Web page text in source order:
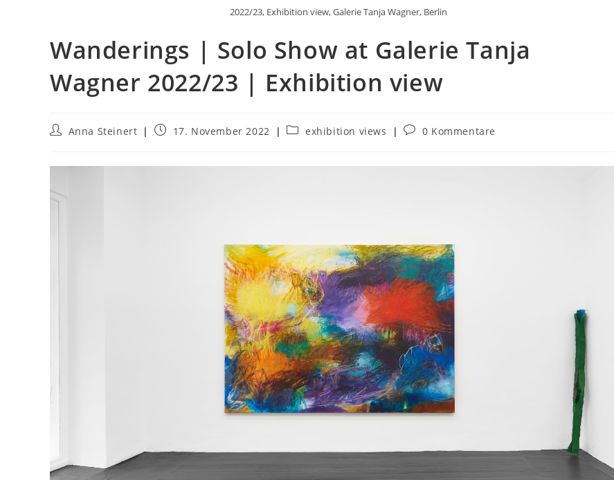
2022/23, Exhibition view, Galerie Tanja Wagner, Berlin
Wanderings | Solo Show at Galerie Tanja
Wagner 2022/23 | Exhibition view
Anna Steinert 17. November 2022 exhibition views 0 Kommentare